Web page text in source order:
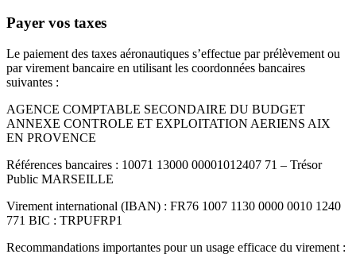
Payer vos taxes
Le paiement des taxes aéronautiques s’effectue par prélèvement ou
par virement bancaire en utilisant les coordonnées bancaires
suivantes :
AGENCE COMPTABLE SECONDAIRE DU BUDGET
ANNEXE CONTROLE ET EXPLOITATION AERIENS AIX
EN PROVENCE
Références bancaires : 10071 13000 00001012407 71 – Trésor
Public MARSEILLE
Virement international (IBAN) : FR76 1007 1130 0000 0010 1240
771 BIC : TRPUFRP1
Recommandations importantes pour un usage efficace du virement :